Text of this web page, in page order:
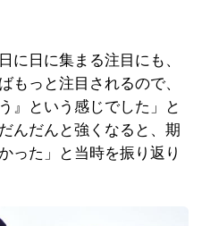
日に集まる注目にも、
もっと注目されるので、
』という感じでした」と
んだんと強くなると、期
った」と当時を振り返り